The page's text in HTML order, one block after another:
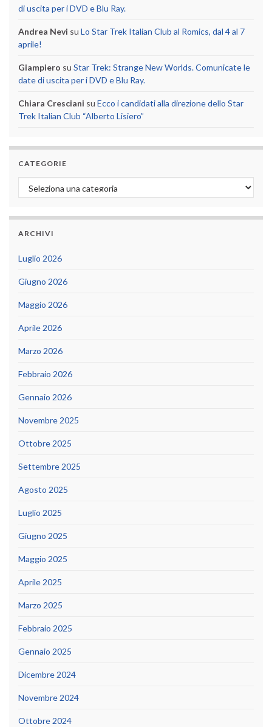
di uscita per i DVD e Blu Ray.
Andrea Nevi su Lo Star Trek Italian Club al Romics, dal 4 al 7
aprile!
Giampiero su Star Trek: Strange New Worlds. Comunicate le
date di uscita per i DVD e Blu Ray.
Chiara Cresciani su Ecco i candidati alla direzione dello Star
Trek Italian Club “Alberto Lisiero”
CATEGORIE
Categorie
ARCHIVI
Luglio 2026
Giugno 2026
Maggio 2026
Aprile 2026
Marzo 2026
Febbraio 2026
Gennaio 2026
Novembre 2025
Ottobre 2025
Settembre 2025
Agosto 2025
Luglio 2025
Giugno 2025
Maggio 2025
Aprile 2025
Marzo 2025
Febbraio 2025
Gennaio 2025
Dicembre 2024
Novembre 2024
Ottobre 2024